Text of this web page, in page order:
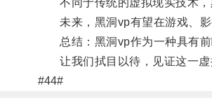
不同于传统的虚拟现实技术，
未来，黑洞vp有望在游戏、影
总结：黑洞vp作为一种具有前
让我们拭目以待，见证这一虚
#44#